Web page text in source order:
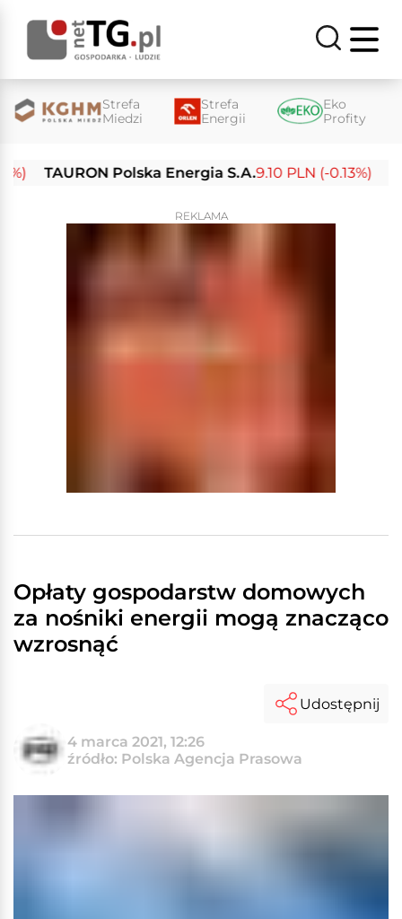
Strefa
Miedzi
Strefa
Energii
Eko
Profity
TAURON Polska Energia S.A. 9.10 PLN (-0.13%) Enea
REKLAMA
Opłaty gospodarstw domowych
za nośniki energii mogą znacząco
wzrosnąć
4 marca 2021, 12:26
źródło: Polska Agencja Prasowa
Udostępnij